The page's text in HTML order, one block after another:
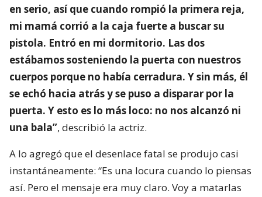
en serio, así que cuando rompió la primera reja,
mi mamá corrió a la caja fuerte a buscar su
pistola. Entró en mi dormitorio. Las dos
estábamos sosteniendo la puerta con nuestros
cuerpos porque no había cerradura. Y sin más, él
se echó hacia atrás y se puso a disparar por la
puerta. Y esto es lo más loco: no nos alcanzó ni
una bala”, describió la actriz.
A lo agregó que el desenlace fatal se produjo casi
instantáneamente: “Es una locura cuando lo piensas
así. Pero el mensaje era muy claro. Voy a matarlas